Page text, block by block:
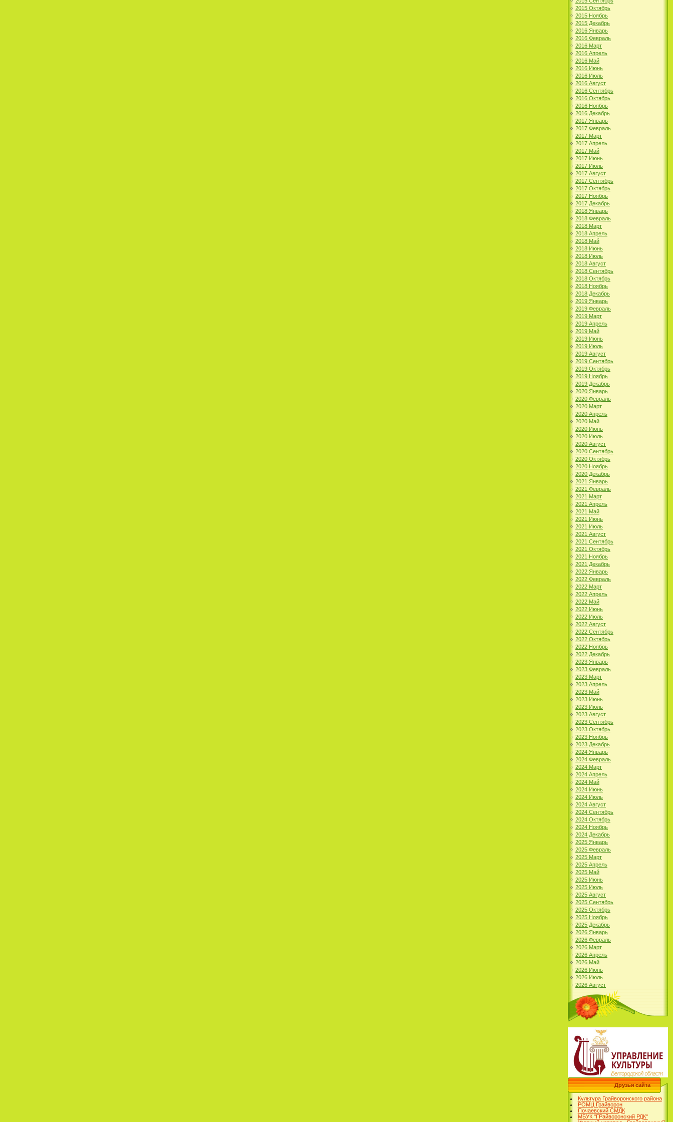
2015 Октябрь
2015 Ноябрь
2015 Декабрь
2016 Январь
2016 Февраль
2016 Март
2016 Апрель
2016 Май
2016 Июнь
2016 Июль
2016 Август
2016 Сентябрь
2016 Октябрь
2016 Ноябрь
2016 Декабрь
2017 Январь
2017 Февраль
2017 Март
2017 Апрель
2017 Май
2017 Июнь
2017 Июль
2017 Август
2017 Сентябрь
2017 Октябрь
2017 Ноябрь
2017 Декабрь
2018 Январь
2018 Февраль
2018 Март
2018 Апрель
2018 Май
2018 Июнь
2018 Июль
2018 Август
2018 Сентябрь
2018 Октябрь
2018 Ноябрь
2018 Декабрь
2019 Январь
2019 Февраль
2019 Март
2019 Апрель
2019 Май
2019 Июнь
2019 Июль
2019 Август
2019 Сентябрь
2019 Октябрь
2019 Ноябрь
2019 Декабрь
2020 Январь
2020 Февраль
2020 Март
2020 Апрель
2020 Май
2020 Июнь
2020 Июль
2020 Август
2020 Сентябрь
2020 Октябрь
2020 Ноябрь
2020 Декабрь
2021 Январь
2021 Февраль
2021 Март
2021 Апрель
2021 Май
2021 Июнь
2021 Июль
2021 Август
2021 Сентябрь
2021 Октябрь
2021 Ноябрь
2021 Декабрь
2022 Январь
2022 Февраль
2022 Март
2022 Апрель
2022 Май
2022 Июнь
2022 Июль
2022 Август
2022 Сентябрь
2022 Октябрь
2022 Ноябрь
2022 Декабрь
2023 Январь
2023 Февраль
2023 Март
2023 Апрель
2023 Май
2023 Июнь
2023 Июль
2023 Август
2023 Сентябрь
2023 Октябрь
2023 Ноябрь
2023 Декабрь
2024 Январь
2024 Февраль
2024 Март
2024 Апрель
2024 Май
2024 Июнь
2024 Июль
2024 Август
2024 Сентябрь
2024 Октябрь
2024 Ноябрь
2024 Декабрь
2025 Январь
2025 Февраль
2025 Март
2025 Апрель
2025 Май
2025 Июнь
2025 Июль
2025 Август
2025 Сентябрь
2025 Октябрь
2025 Ноябрь
2025 Декабрь
2026 Январь
2026 Февраль
2026 Март
2026 Апрель
2026 Май
2026 Июнь
2026 Июль
2026 Август
Друзья сайта
Культура Грайворонского района
РОМЦ Грайворон
Почаевский СМДК
МБУК "ГРайворонский РДК"